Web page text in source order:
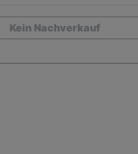
Kein Nachverkauf